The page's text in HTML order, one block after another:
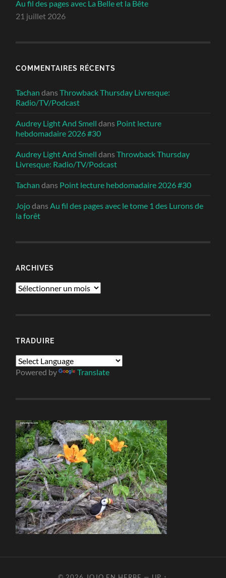
Au fil des pages avec La Belle et la Bête
21 juillet 2026
COMMENTAIRES RÉCENTS
Tachan dansThrowback Thursday Livresque:
Radio/TV/Podcast
Audrey Light And Smell dans Point lecture
hebdomadaire 2026 #30
Audrey Light And Smell dansThrowback Thursday
Livresque: Radio/TV/Podcast
Tachan dans Point lecture hebdomadaire 2026 #30
JojodansAu fil des pages avec le tome 1 des Lurons de
la forêt
ARCHIVES
Archives
TRADUIRE
Powered by Translate